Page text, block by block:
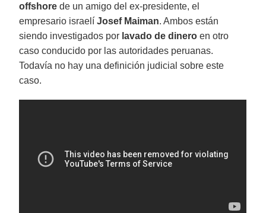
offshore de un amigo del ex-presidente, el
empresario israelíJosef Maiman. Ambos están
siendo investigados por lavado de dinero en otro
caso conducido por las autoridades peruanas.
Todavía no hay una definición judicial sobre este
caso.